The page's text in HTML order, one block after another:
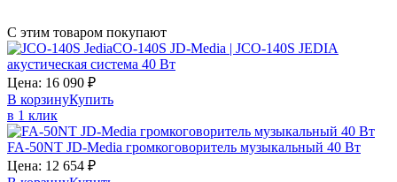
С этим товаром покупают
CO-140S JD-Media | JCO-140S JEDIA
акустическая система 40 Вт
Цена: 16 090 ₽
В корзинуКупить
в 1 клик
FA-50NT JD-Media громкоговоритель музыкальный 40 Вт
Цена: 12 654 ₽